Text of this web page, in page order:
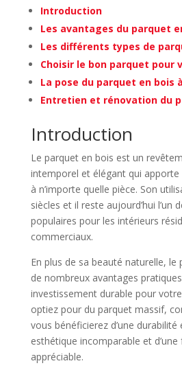
Introduction
Les avantages du parquet
Les différents types de
Choisir le bon parquet pour
La pose du parquet en bois
Entretien et rénovation du
Introduction
Le parquet en bois est un
intemporel et élégant qui
à n’importe quelle pièce. Son
siècles et il reste aujourd’hui l’un
populaires pour les intérieurs
commerciaux.
En plus de sa beauté naturelle,
de nombreux avantages
investissement durable pour
optiez pour du parquet massif,
vous bénéficierez d’une durabilité
esthétique incomparable et d’une
appréciable.